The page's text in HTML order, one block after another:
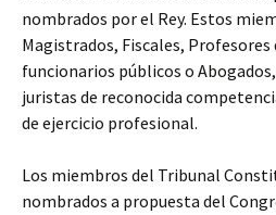
nombrados por el Rey. Estos
Magistrados, Fiscales, Profesores
funcionarios públicos o
juristas de reconocida
de ejercicio profesional.
Los miembros del Tribunal
nombrados a propuesta del